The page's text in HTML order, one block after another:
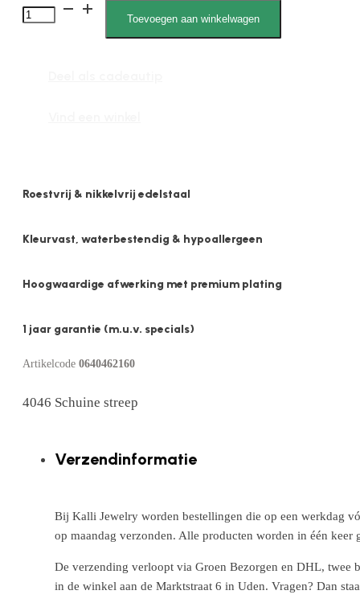
4046
Toevoegen aan winkelwagen
Roestvrij & nikkelvrij edelstaal
Kleurvast, waterbestendig & hypoallergeen
Hoogwaardige afwerking met premium plating
1 jaar garantie (m.u.v. specials)
Artikelcode 0640462160
4046 Schuine streep
Verzendinformatie
Bij Kalli Jewelry worden bestellingen die op een werkdag
op maandag verzonden. Alle producten worden in één
De verzending verloopt via Groen Bezorgen en DHL, twee
in de winkel aan de Marktstraat 6 in Uden. Vragen? Dan